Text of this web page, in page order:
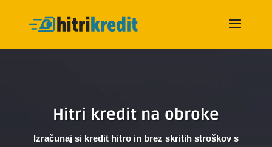
Hitri kredit na obroke
Izračunaj si kredit hitro in brez skritih stroškov s